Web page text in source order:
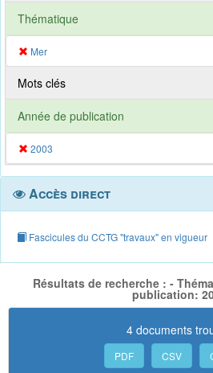
Thématique
Mer
Mots clés
Année de publication
2003
Accès direct
Fascicules du CCTG "travaux" en vigueur
Résultats de recherche : -
publication:
4 documents
PDF CSV